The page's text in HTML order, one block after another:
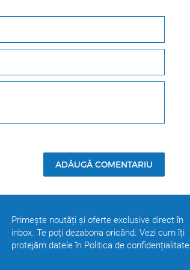
ADĂUGĂ COMENTARIU
Primește noutăți și oferte exclusive direct în
inbox. Te poți dezabona oricând. Vezi cum îți
protejăm datele în Politica de confidențialitate.